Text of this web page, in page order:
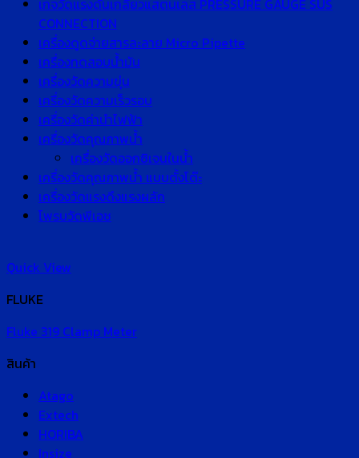
เกจวัดแรงดันเกลียวแสตนเลส PRESSURE GAUGE SUS
CONNECTION
เครื่องดูดจ่ายสารละลาย Micro Pipette
เครื่องทดสอบน้ำมัน
เครื่องวัดความขุ่น
เครื่องวัดความเร็วรอบ
เครื่องวัดค่านำไฟฟ้า
เครื่องวัดคุณภาพน้ำ
เครื่องวัดออกซิเจนในน้ำ
เครื่องวัดคุณภาพน้ำ แบบตั้งโต๊ะ
เครื่องวัดแรงดึงแรงผลัก
โพรบวัดพีเอช
Quick View
FLUKE
Fluke 319 Clamp Meter
สินค้า
Atago
Extech
HORIBA
Insize